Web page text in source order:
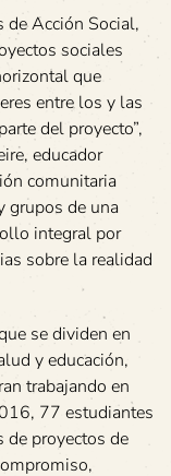
de Acción Social,
sociales
que
entre los y las
del proyecto”,
educador
comunitaria
grupos de una
integral por
sobre la realidad
se dividen en
y educación,
trabajando en
77 estudiantes
de proyectos de